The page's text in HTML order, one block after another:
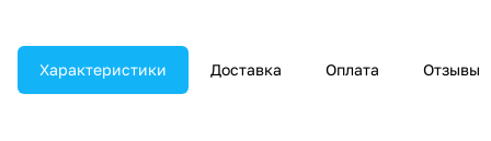
Характеристики Доставка Оплата Отзывы